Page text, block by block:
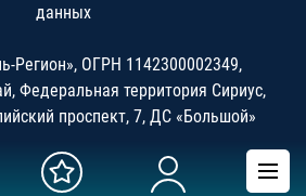
данных
Регион», ОГРН 1142300002349,
Федеральная территория Сириус,
проспект, 7, ДС «Большой»